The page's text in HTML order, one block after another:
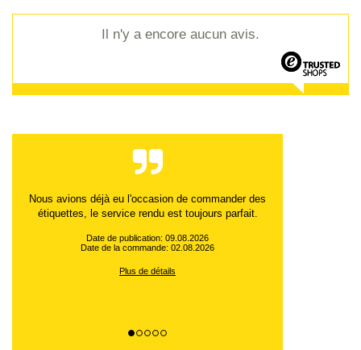
Il n'y a encore aucun avis.
Rapidité et qualité travail
Date de la commande: 03.08.2026